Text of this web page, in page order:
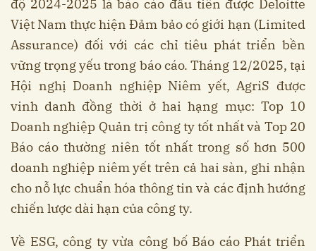
độ 2024-2025 là báo cáo đầu tiên được Deloitte
Việt Nam thực hiện Đảm bảo có giới hạn (Limited
Assurance) đối với các chỉ tiêu phát triển bền
vững trọng yếu trong báo cáo. Tháng 12/2025, tại
Hội nghị Doanh nghiệp Niêm yết, AgriS được
vinh danh đồng thời ở hai hạng mục: Top 10
Doanh nghiệp Quản trị công ty tốt nhất và Top 20
Báo cáo thường niên tốt nhất trong số hơn 500
doanh nghiệp niêm yết trên cả hai sàn, ghi nhận
cho nỗ lực chuẩn hóa thông tin và các định hướng
chiến lược dài hạn của công ty.
Về ESG, công ty vừa công bố Báo cáo Phát triển